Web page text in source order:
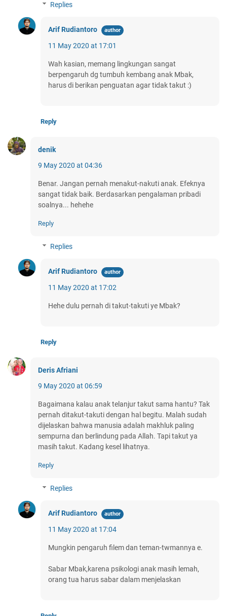
Replies
Arif Rudiantoro
11 May 2020 at 17:01
Wah kasian, memang lingkungan sangat
berpengaruh dg tumbuh kembang anak Mbak,
harus di berikan penguatan agar tidak takut :)
Reply
denik
9 May 2020 at 04:36
Benar. Jangan pernah menakut-nakuti anak. Efeknya
sangat tidak baik. Berdasarkan pengalaman pribadi
soalnya... hehehe
Reply
Replies
Arif Rudiantoro
11 May 2020 at 17:02
Hehe dulu pernah di takut-takuti ye Mbak?
Reply
Deris Afriani
9 May 2020 at 06:59
Bagaimana kalau anak telanjur takut sama hantu? Tak
pernah ditakut-takuti dengan hal begitu. Malah sudah
dijelaskan bahwa manusia adalah makhluk paling
sempurna dan berlindung pada Allah. Tapi takut ya
masih takut. Kadang kesel lihatnya.
Reply
Replies
Arif Rudiantoro
11 May 2020 at 17:04
Mungkin pengaruh filem dan teman-twmannya e.
Sabar Mbak,karena psikologi anak masih lemah,
orang tua harus sabar dalam menjelaskan